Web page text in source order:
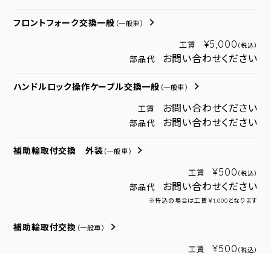
フロントフォーク交換一般 （一般車）
工賃 ¥5,000 （税込）
部品代 お問い合わせください
ハンドルロック操作ケーブル交換一般 （一般車）
工賃 お問い合わせください
部品代 お問い合わせください
補助輪取付交換 外装 （一般車）
工賃 ¥500 （税込）
部品代 お問い合わせください
※持込の場合は工賃￥1,000となります
補助輪取付交換 （一般車）
工賃 ¥500 （税込）